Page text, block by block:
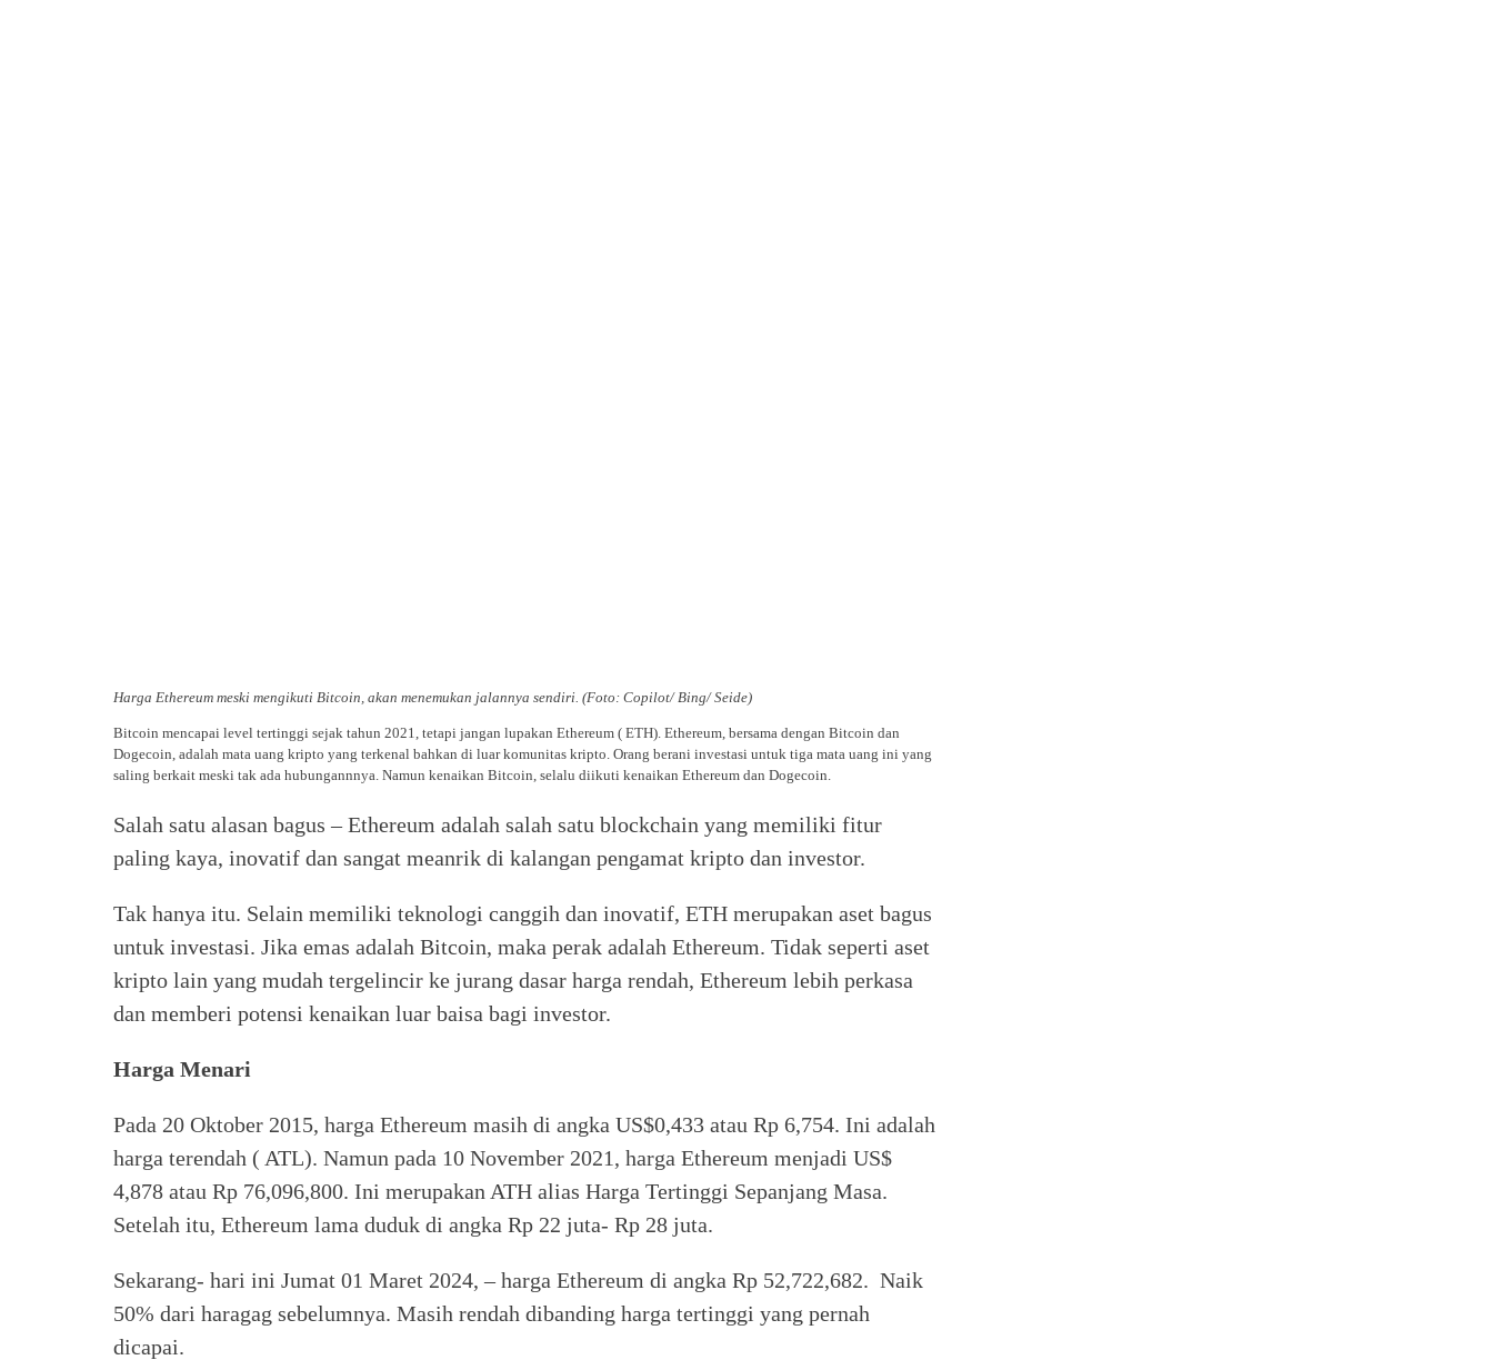
Harga Ethereum meski mengikuti Bitcoin, akan menemukan jalannya sendiri. (Foto: Copilot/ Bing/ Seide)
Bitcoin mencapai level tertinggi sejak tahun 2021, tetapi jangan lupakan Ethereum ( ETH). Ethereum, bersama dengan Bitcoin dan
Dogecoin, adalah mata uang kripto yang terkenal bahkan di luar komunitas kripto. Orang berani investasi untuk tiga mata uang ini yang
saling berkait meski tak ada hubungannnya. Namun kenaikan Bitcoin, selalu diikuti kenaikan Ethereum dan Dogecoin.
Salah satu alasan bagus – Ethereum adalah salah satu blockchain yang memiliki fitur
paling kaya, inovatif dan sangat meanrik di kalangan pengamat kripto dan investor.
Tak hanya itu. Selain memiliki teknologi canggih dan inovatif, ETH merupakan aset bagus
untuk investasi. Jika emas adalah Bitcoin, maka perak adalah Ethereum. Tidak seperti aset
kripto lain yang mudah tergelincir ke jurang dasar harga rendah, Ethereum lebih perkasa
dan memberi potensi kenaikan luar baisa bagi investor.
Harga Menari
Pada 20 Oktober 2015, harga Ethereum masih di angka US$0,433 atau Rp 6,754. Ini adalah
harga terendah ( ATL). Namun pada 10 November 2021, harga Ethereum menjadi US$
4,878 atau Rp 76,096,800. Ini merupakan ATH alias Harga Tertinggi Sepanjang Masa.
Setelah itu, Ethereum lama duduk di angka Rp 22 juta- Rp 28 juta.
Sekarang- hari ini Jumat 01 Maret 2024, – harga Ethereum di angka Rp 52,722,682. Naik
50% dari haragag sebelumnya. Masih rendah dibanding harga tertinggi yang pernah
dicapai.